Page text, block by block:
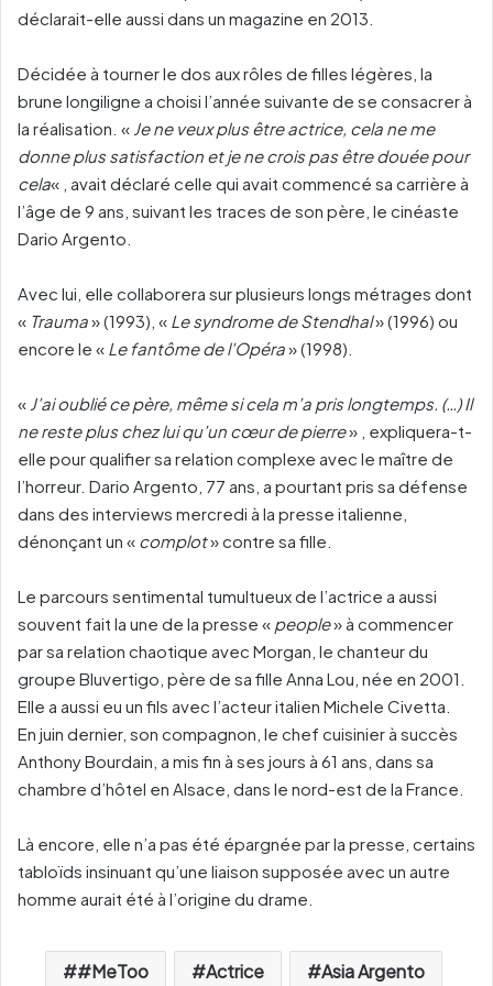
déclarait-elle aussi dans un magazine en 2013.
Décidée à tourner le dos aux rôles de filles légères, la
brune longiligne a choisi l’année suivante de se consacrer à
la réalisation. « Je ne veux plus être actrice, cela ne me
donne plus satisfaction et je ne crois pas être douée pour
cela« , avait déclaré celle qui avait commencé sa carrière à
l’âge de 9 ans, suivant les traces de son père, le cinéaste
Dario Argento.
Avec lui, elle collaborera sur plusieurs longs métrages dont
« Trauma» (1993), « Le syndrome de Stendhal» (1996) ou
encore le « Le fantôme de l’Opéra» (1998).
« J’ai oublié ce père, même si cela m’a pris longtemps. (…) Il
ne reste plus chez lui qu’un cœur de pierre» , expliquera-t-
elle pour qualifier sa relation complexe avec le maître de
l’horreur. Dario Argento, 77 ans, a pourtant pris sa défense
dans des interviews mercredi à la presse italienne,
dénonçant un « complot» contre sa fille.
Le parcours sentimental tumultueux de l’actrice a aussi
souvent fait la une de la presse « people» à commencer
par sa relation chaotique avec Morgan, le chanteur du
groupe Bluvertigo, père de sa fille Anna Lou, née en 2001.
Elle a aussi eu un fils avec l’acteur italien Michele Civetta.
En juin dernier, son compagnon, le chef cuisinier à succès
Anthony Bourdain, a mis fin à ses jours à 61 ans, dans sa
chambre d’hôtel en Alsace, dans le nord-est de la France.
Là encore, elle n’a pas été épargnée par la presse, certains
tabloïds insinuant qu’une liaison supposée avec un autre
homme aurait été à l’origine du drame.
#MeToo Actrice Asia Argento